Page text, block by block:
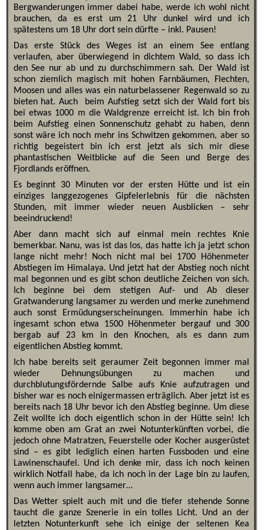
Bergwanderungen immer dabei habe, werde ich wohl nicht
brauchen, da es erst um 21 Uhr dunkel wird und ich
spätestens um 18 Uhr dort sein dürfte – inkl. Pausen!
Das erste Stück des Weges ist an einem See entlang
verlaufen, aber überwiegend in dichtem Wald, so dass ich
den See nur ab und zu durchschimmern sah. Der Wald ist
schon ziemlich magisch mit hohen Farnbäumen, Flechten,
Moosen und alles was ein naturbelassener Regenwald so zu
bieten hat. Auch beim Aufstieg setzt sich der Wald fort bis
bei etwas 1000 m die Waldgrenze erreicht ist. Ich bin froh
beim Aufstieg einen Sonnenschutz gehabt zu haben, denn
sonst wäre ich noch mehr ins Schwitzen gekommen, aber so
richtig begeistert bin ich erst jetzt als sich mir diese
phantastischen Weitblicke auf die Seen und Berge des
Fjordlands eröffnen.
Es beginnt 30 Minuten vor der ersten Hütte und ist ein
einziges langgezogenes Gipfelerlebnis für die nächsten
Stunden, mit immer wieder neuen Ausblicken – sehr
beeindruckend!
Aber dann macht sich auf einmal mein rechtes Knie
bemerkbar. Nanu, was ist das los, das hatte ich ja jetzt schon
lange nicht mehr! Noch nicht mal bei 1700 Höhenmeter
Abstiegen im Himalaya. Und jetzt hat der Abstieg noch nicht
mal begonnen und es gibt schon deutliche Zeichen von sich.
Ich beginne bei dem stetigen Auf- und Ab dieser
Gratwanderung langsamer zu werden und merke zunehmend
auch sonst Ermüdungserscheinungen. Immerhin habe ich
ingesamt schon etwa 1500 Höhenmeter bergauf und 300
bergab auf 23 km in den Knochen, als es dann zum
eigentlichen Abstieg kommt.
Ich habe bereits seit geraumer Zeit begonnen immer mal
wieder Dehnungsübungen zu machen und
durchblutungsfördernde Salbe aufs Knie aufzutragen und
bisher war es noch einigermassen erträglich. Aber jetzt ist es
bereits nach 18 Uhr bevor ich den Abstieg beginne. Um diese
Zeit wollte ich doch eigentlich schon in der Hütte sein! Ich
komme oben am Grat an zwei Notunterkünften vorbei, die
jedoch ohne Matratzen, Feuerstelle oder Kocher ausgerüstet
sind – es gibt lediglich einen harten Fussboden und eine
Lawinenschaufel. Und ich denke mir, dass ich noch keinen
wirklich Notfall habe, da ich noch in der Lage bin zu laufen,
wenn auch immer langsamer…
Das Wetter spielt auch mit und die tiefer stehende Sonne
taucht die ganze Szenerie in ein tolles Licht. Und an der
letzten Notunterkunft sehe ich einige der seltenen Kea